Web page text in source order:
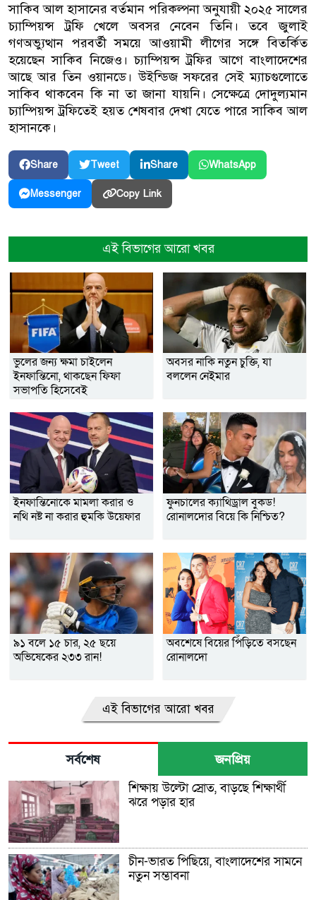
সাকিব আল হাসানের বর্তমান পরিকল্পনা অনুযায়ী ২০২৫ সালের
চ্যাম্পিয়ন্স ট্রফি খেলে অবসর নেবেন তিনি। তবে জুলাই
গণঅভ্যুত্থান পরবর্তী সময়ে আওয়ামী লীগের সঙ্গে বিতর্কিত
হয়েছেন সাকিব নিজেও। চ্যাম্পিয়ন্স ট্রফির আগে বাংলাদেশের
আছে আর তিন ওয়ানডে। উইন্ডিজ সফরের সেই ম্যাচগুলোতে
সাকিব থাকবেন কি না তা জানা যায়নি। সেক্ষেত্রে দোদুল্যমান
চ্যাম্পিয়ন্স ট্রফিতেই হয়ত শেষবার দেখা যেতে পারে সাকিব আল
হাসানকে।
Share Tweet Share WhatsApp
Messenger Copy Link
এই বিভাগের আরো খবর
ভুলের জন্য ক্ষমা চাইলেন
ইনফান্তিনো, থাকছেন ফিফা
সভাপতি হিসেবেই
অবসর নাকি নতুন চুক্তি, যা
বললেন নেইমার
ইনফান্তিনোকে মামলা করার ও
নথি নষ্ট না করার হুমকি উয়েফার
ফুনচালের ক্যাথিড্রাল বুকড!
রোনালদোর বিয়ে কি নিশ্চিত?
৯১ বলে ১৫ চার, ২৫ ছয়ে
অভিষেকের ২৩৩ রান!
অবশেষে বিয়ের পিঁড়িতে বসছেন
রোনালদো
এই বিভাগের আরো খবর
সর্বশেষ জনপ্রিয়
শিক্ষায় উল্টো স্রোত, বাড়ছে শিক্ষার্থী
ঝরে পড়ার হার
চীন-ভারত পিছিয়ে, বাংলাদেশের সামনে
নতুন সম্ভাবনা